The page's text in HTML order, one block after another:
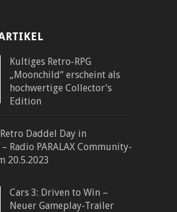
Kultiges Retro-RPG
„Moonchild“ erscheint als
hochwertige Collector’s
Edition
Daddel Day in
Radio PARALAX Community-
20.5.2023
Cars 3: Driven to Win –
Neuer Gameplay-Trailer